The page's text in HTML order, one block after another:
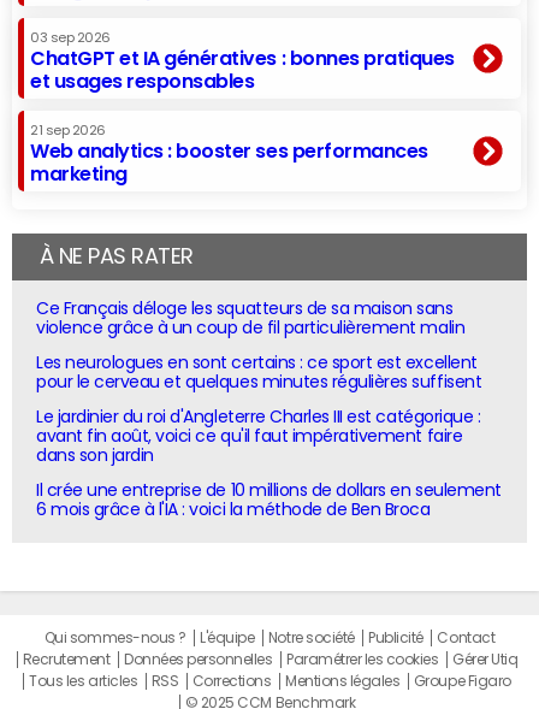
03 sep 2026
ChatGPT et IA génératives : bonnes pratiques
et usages responsables
21 sep 2026
Web analytics : booster ses performances
marketing
À NE PAS RATER
Ce Français déloge les squatteurs de sa maison sans
violence grâce à un coup de fil particulièrement malin
Les neurologues en sont certains : ce sport est excellent
pour le cerveau et quelques minutes régulières suffisent
Le jardinier du roi d'Angleterre Charles III est catégorique :
avant fin août, voici ce qu'il faut impérativement faire
dans son jardin
Il crée une entreprise de 10 millions de dollars en seulement
6 mois grâce à l'IA : voici la méthode de Ben Broca
Qui sommes-nous ? L'équipe Notre société Publicité
Contact
Recrutement
Données personnelles Paramétrer les cookies
Gérer Utiq
Tous les articles
RSS Corrections Mentions légales
Groupe Figaro
© 2025 CCM Benchmark